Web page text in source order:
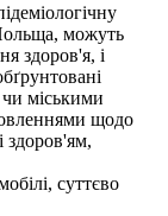
можуть
здоров'я, і
чи міськими
щодо
здоров'ям,
суттєво